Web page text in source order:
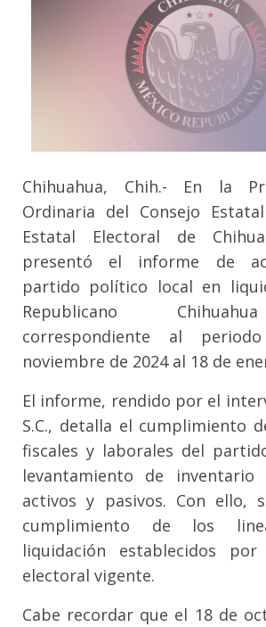
Chihuahua, Chih.- En la
Ordinaria del Consejo
Estatal Electoral de
presentó el informe de
partido político local en
Republicano
correspondiente al
noviembre de 2024 al 18 de
El informe, rendido por el
S.C., detalla el cumplimiento
fiscales y laborales del
levantamiento de
activos y pasivos. Con ello,
cumplimiento de los
liquidación establecidos
electoral vigente.
Cabe recordar que el 18 de